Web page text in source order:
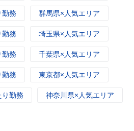
務 群馬県×人気エリア
務 埼玉県×人気エリア
務 千葉県×人気エリア
務 東京都×人気エリア
勤務 神奈川県×人気エリア